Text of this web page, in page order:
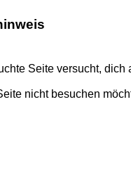
Seite versucht, dich
nicht besuchen